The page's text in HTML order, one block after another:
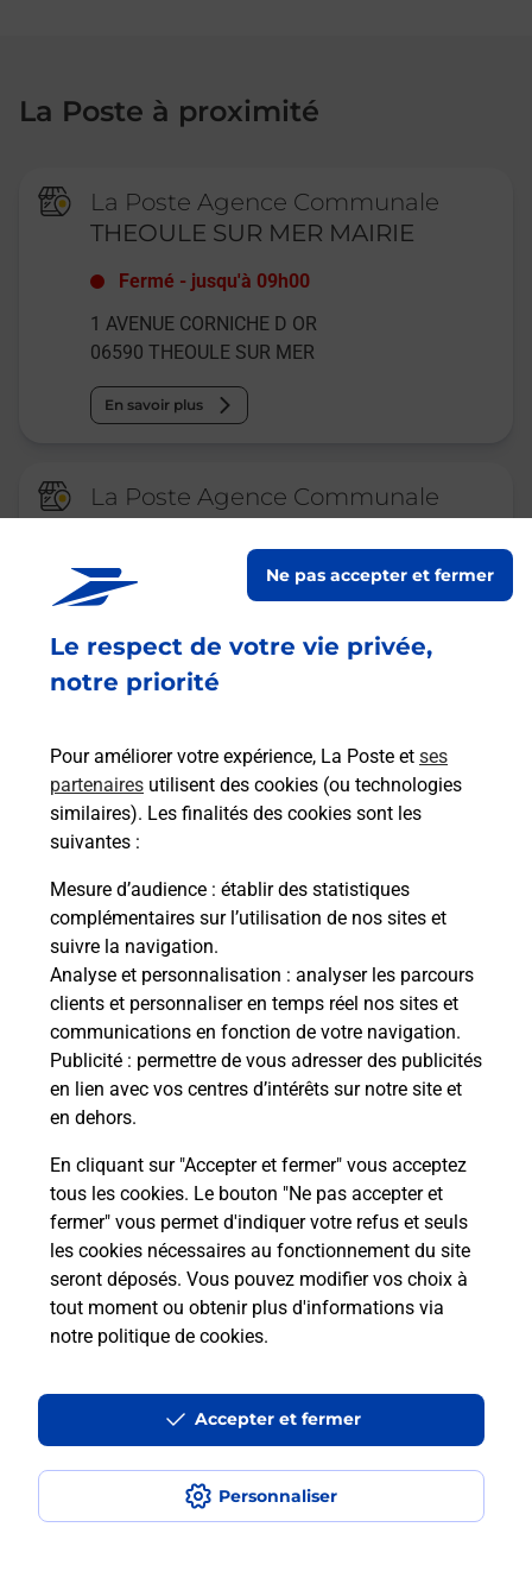
Le respect de votre vie privée,
notre priorité
Pour améliorer votre expérience, La Poste et ses
partenaires utilisent des cookies (ou technologies
similaires). Les finalités des cookies sont les
suivantes :
Mesure d’audience : établir des statistiques
complémentaires sur l’utilisation de nos sites et
suivre la navigation.
Analyse et personnalisation : analyser les parcours
clients et personnaliser en temps réel nos sites et
communications en fonction de votre navigation.
Publicité : permettre de vous adresser des publicités
en lien avec vos centres d’intérêts sur notre site et
en dehors.
En cliquant sur "Accepter et fermer" vous acceptez
tous les cookies. Le bouton "Ne pas accepter et
fermer" vous permet d'indiquer votre refus et seuls
les cookies nécessaires au fonctionnement du site
seront déposés. Vous pouvez modifier vos choix à
tout moment ou obtenir plus d'informations via
notre politique de cookies.
Personnaliser
Ne pas accepter et fermer
Accepter et fermer
La Poste à proximité
La Poste Agence Communale
THEOULE SUR MER MAIRIE
Fermé - jusqu'à 09h00
1 AVENUE CORNICHE D OR
06590 THEOULE SUR MER
En savoir plus
La Poste Agence Communale
MANDELIEU LA NAPOULE
jusqu'à 08h30
251 AVENUE DU 23 AOUT
06210 MANDELIEU LA NAPOULE
Malin !
La Poste
en ligne
Ouvert 24h/24
En savoir plus
THEOULE SUR MER
OFFICE DE TOURISME DE THEOULE S MER
Accessibilité : partiellement conforme
Conditions contractuelles
Mentions légales